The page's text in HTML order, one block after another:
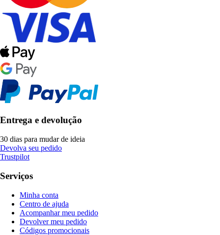
Entrega e devolução
30 dias para mudar de ideia
Devolva seu pedido
Trustpilot
Serviços
Minha conta
Centro de ajuda
Acompanhar meu pedido
Devolver meu pedido
Códigos promocionais